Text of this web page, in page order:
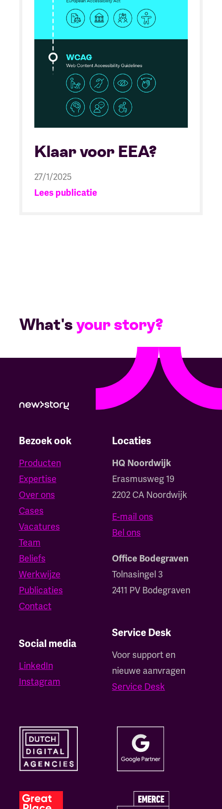
Klaar voor EEA?
27/1/2025
Lees publicatie
What's your story?
Bezoek ook
Producten
Expertise
Over ons
Cases
Vacatures
Team
Beliefs
Werkwijze
Publicaties
Contact
Social media
LinkedIn
Instagram
Service Desk
Voor support en
nieuwe aanvragen
Service Desk
Locaties
HQ Noordwijk
Erasmusweg 19
2202 CA Noordwijk
E-mail ons
Bel ons
Office Bodegraven
Tolnasingel 3
2411 PV Bodegraven